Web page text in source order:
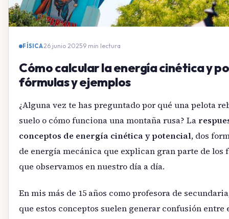
FÍSICA26 junio 2025·9 min lectura
Cómo calcular la energía cinética y
fórmulas y ejemplos
¿Alguna vez te has preguntado por qué una pelota
suelo o cómo funciona una montaña rusa? La
conceptos de energía cinética y potencial, dos
de energía mecánica que explican gran parte de los
que observamos en nuestro día a día.
En mis más de 15 años como profesora de
que estos conceptos suelen generar confusión entre